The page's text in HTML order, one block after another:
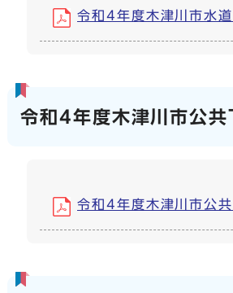
令和4年度木津川市水
令和4年度木津川市公
令和4年度木津川市公